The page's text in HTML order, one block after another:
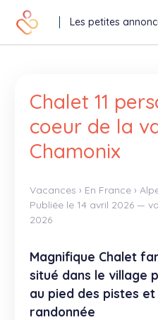
Les petites
Toutes les annonces
Annonces vacances
Annonces relaisparents
J'offre
Je recherche
Autres
Chalet 11
coeur de la
Chamonix
Vacances › En France ›
Publiée le 14 avril 2026 —
2026
Magnifique Chalet
situé dans le village
au pied des pistes
randonnée